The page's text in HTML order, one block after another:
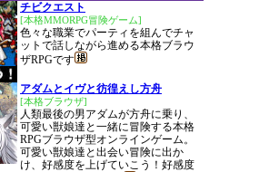
チビクエスト
[本格MMORPG冒険ゲーム]
色々な職業でパーティを組んでチャ
ットで話しながら進める本格ブラウ
ザRPGです
アダムとイヴと彷徨えし方舟
[本格ブラウザ]
人類最後の男アダムが方舟に乗り、
可愛い獣娘達と一緒に冒険する本格
RPGブラウザ型オンラインゲーム。
可愛い獣娘達と出会い冒険に出か
け、好感度を上げていこう！好感度